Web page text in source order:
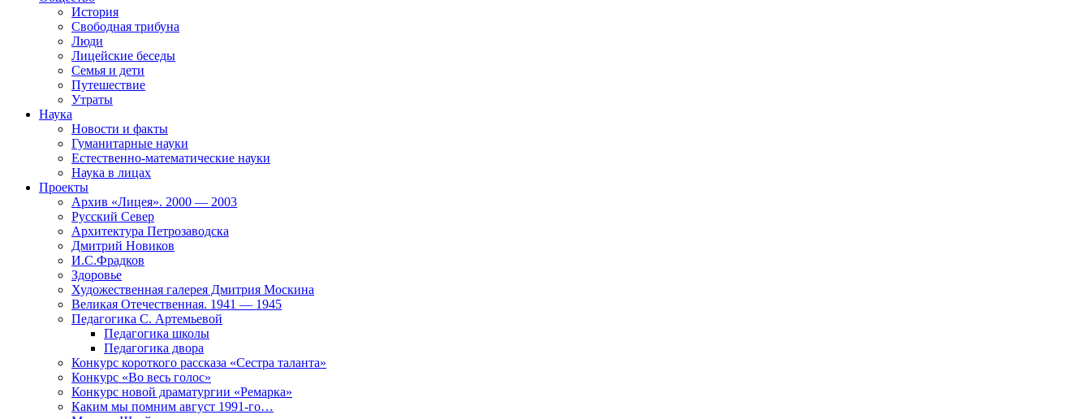
История
Свободная трибуна
Люди
Лицейские беседы
Семья и дети
Путешествие
Утраты
Наука
Новости и факты
Гуманитарные науки
Естественно-математические науки
Наука в лицах
Проекты
Архив «Лицея». 2000 — 2003
Русский Север
Архитектура Петрозаводска
Дмитрий Новиков
И.С.Фрадков
Здоровье
Художественная галерея Дмитрия Москина
Великая Отечественная. 1941 — 1945
Педагогика С. Артемьевой
Педагогика школы
Педагогика двора
Конкурс короткого рассказа «Сестра таланта»
Конкурс «Во весь голос»
Конкурс новой драматургии «Ремарка»
Каким мы помним август 1991-го…